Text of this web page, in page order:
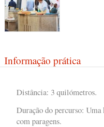
Informação prática
Distância: 3 quilómetros.
Duração do percurso: Uma
com paragens.